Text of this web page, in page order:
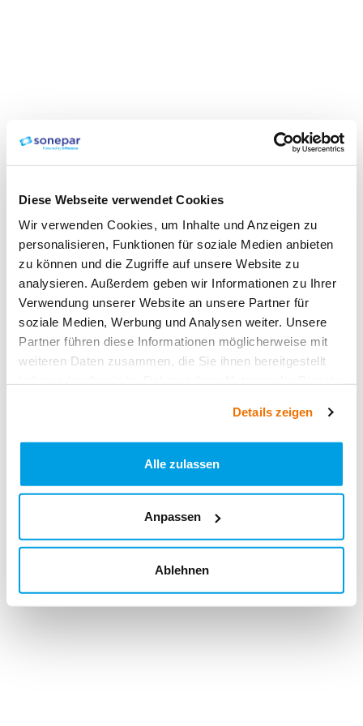
Diese Webseite verwendet Cookies
Wir verwenden Cookies, um Inhalte und Anzeigen zu
personalisieren, Funktionen für soziale Medien anbieten
zu können und die Zugriffe auf unsere Website zu
analysieren. Außerdem geben wir Informationen zu Ihrer
Verwendung unserer Website an unsere Partner für
soziale Medien, Werbung und Analysen weiter. Unsere
Partner führen diese Informationen möglicherweise mit
weiteren Daten zusammen, die Sie ihnen bereitgestellt
Details zeigen
Alle zulassen
Anpassen
Ablehnen